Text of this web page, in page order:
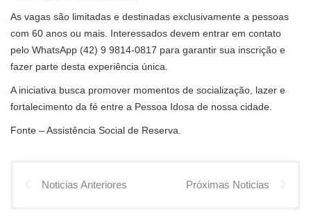
As vagas são limitadas e destinadas exclusivamente a pessoas
com 60 anos ou mais. Interessados devem entrar em contato
pelo WhatsApp (42) 9 9814-0817 para garantir sua inscrição e
fazer parte desta experiência única.
A iniciativa busca promover momentos de socialização, lazer e
fortalecimento da fé entre a Pessoa Idosa de nossa cidade.
Fonte – Assistência Social de Reserva.
Noticias Anteriores Próximas Noticias